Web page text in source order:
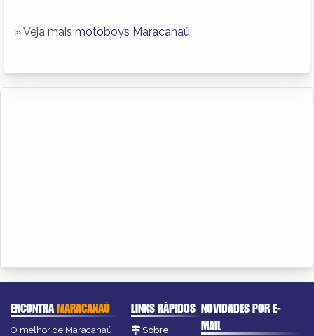
» Veja mais motoboys Maracanaú
ENCONTRAMARACANAÚ
O melhor de Maracanaú
LINKS RÁPIDOS
Sobre
NOVIDADES POR E-
MAIL